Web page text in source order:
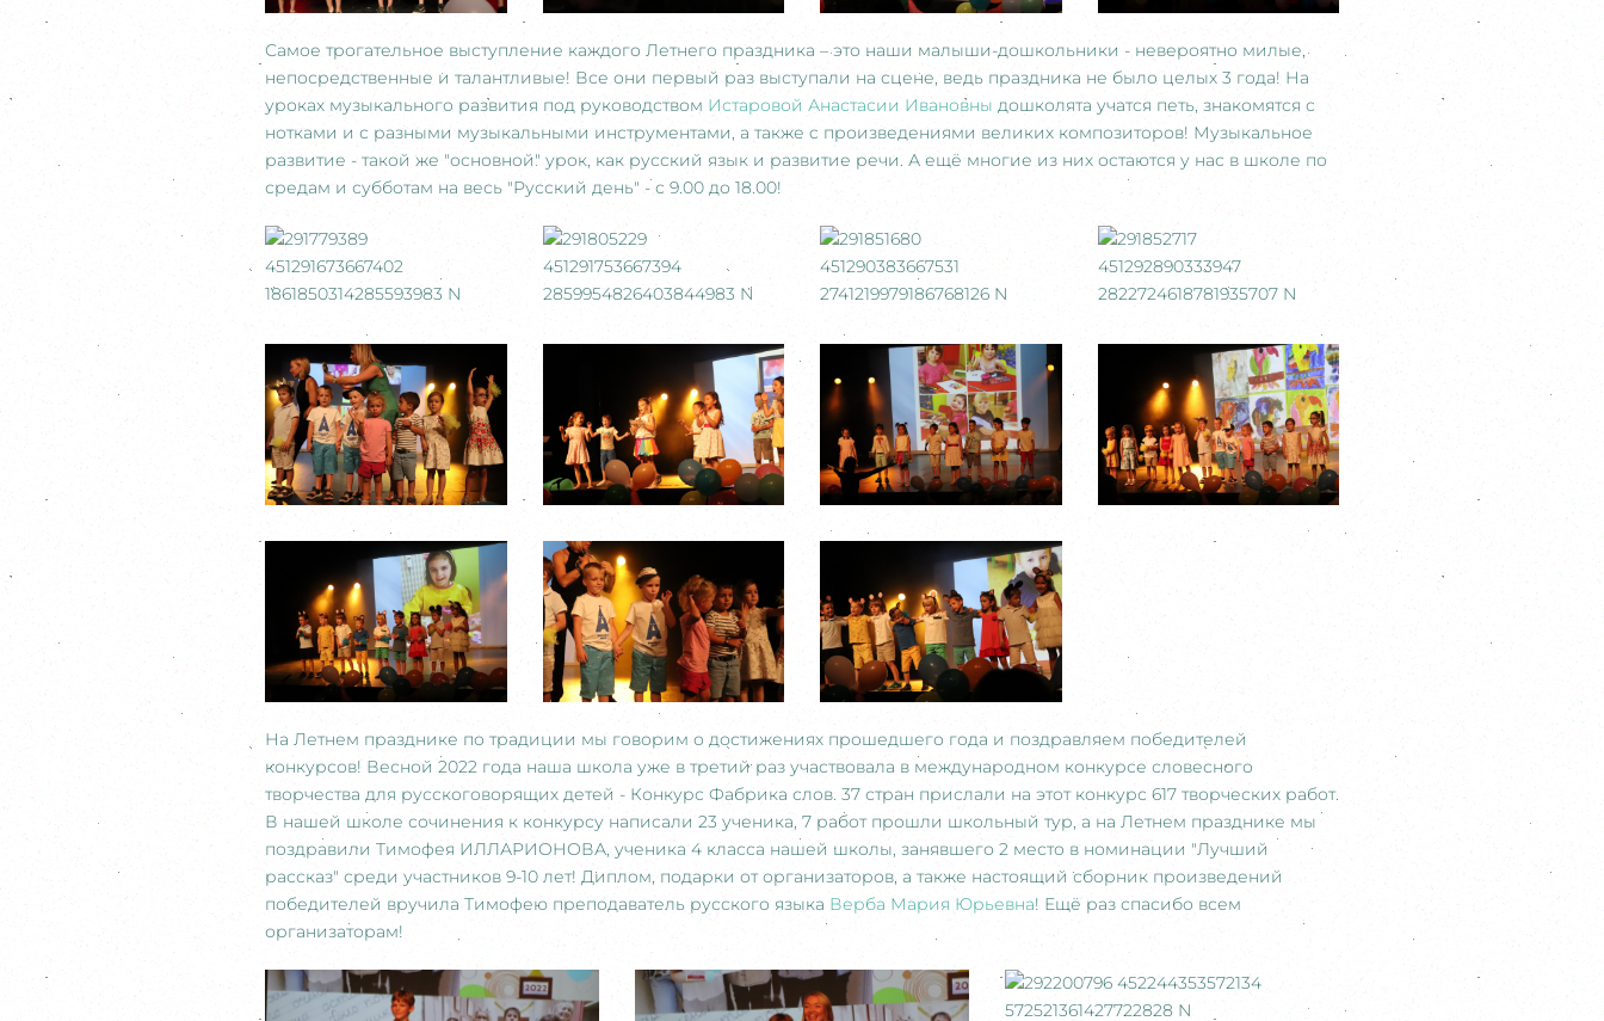
Самое трогательное выступление каждого Летнего праздника – это наши малыши-дошкольники - невероятно милые,
непосредственные и талантливые! Все они первый раз выступали на сцене, ведь праздника не было целых 3 года! На
уроках музыкального развития под руководством Истаровой Анастасии Ивановны дошколята учатся петь, знакомятся с
нотками и с разными музыкальными инструментами, а также c произведениями великих композиторов! Музыкальное
развитие - такой же "основной" урок, как русский язык и развитие речи. А ещё многие из них остаются у нас в школе по
средам и субботам на весь "Русский день" - с 9.00 до 18.00!
На Летнем празднике по традиции мы говорим о достижениях прошедшего года и поздравляем победителей
конкурсов! Весной 2022 года наша школа уже в третий раз участвовала в международном конкурсе словесного
творчества для русскоговорящих детей - Конкурс Фабрика слов. 37 стран прислали на этот конкурс 617 творческих работ.
В нашей школе сочинения к конкурсу написали 23 ученика, 7 работ прошли школьный тур, а на Летнем празднике мы
поздравили Тимофея ИЛЛАРИОНОВА, ученика 4 класса нашей школы, занявшего 2 место в номинации "Лучший
рассказ" среди участников 9-10 лет! Диплом, подарки от организаторов, а также настоящий сборник произведений
победителей вручила Тимофею преподаватель русского языка Верба Мария Юрьевна! Ещё раз спасибо всем
организаторам!